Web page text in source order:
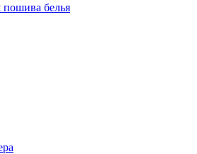
пошива белья